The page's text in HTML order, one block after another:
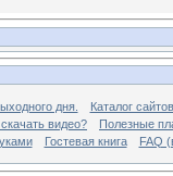
дня.
Каталог сайтов
скачать видео?
Полезные
Гостевая книга FAQ